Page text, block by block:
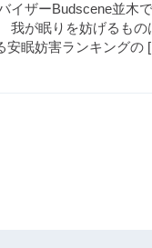
イザーBudscene並木
我が眠りを妨げるも
安眠妨害ランキングの